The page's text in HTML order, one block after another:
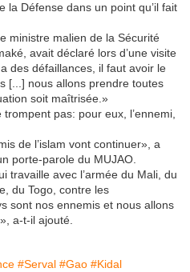
la Défense dans un point qu’il fait
ministre malien de la Sécurité
avait déclaré lors d’une visite
des défaillances, il faut avoir le
[...] nous allons prendre toutes
soit maîtrisée.»
pas: pour eux, l’ennemi,
de l’islam vont continuer», a
porte-parole du MUJAO.
travaille avec l’armée du Mali, du
du Togo, contre les
sont nos ennemis et nous allons
a-t-il ajouté.
#Serval #Gao #Kidal